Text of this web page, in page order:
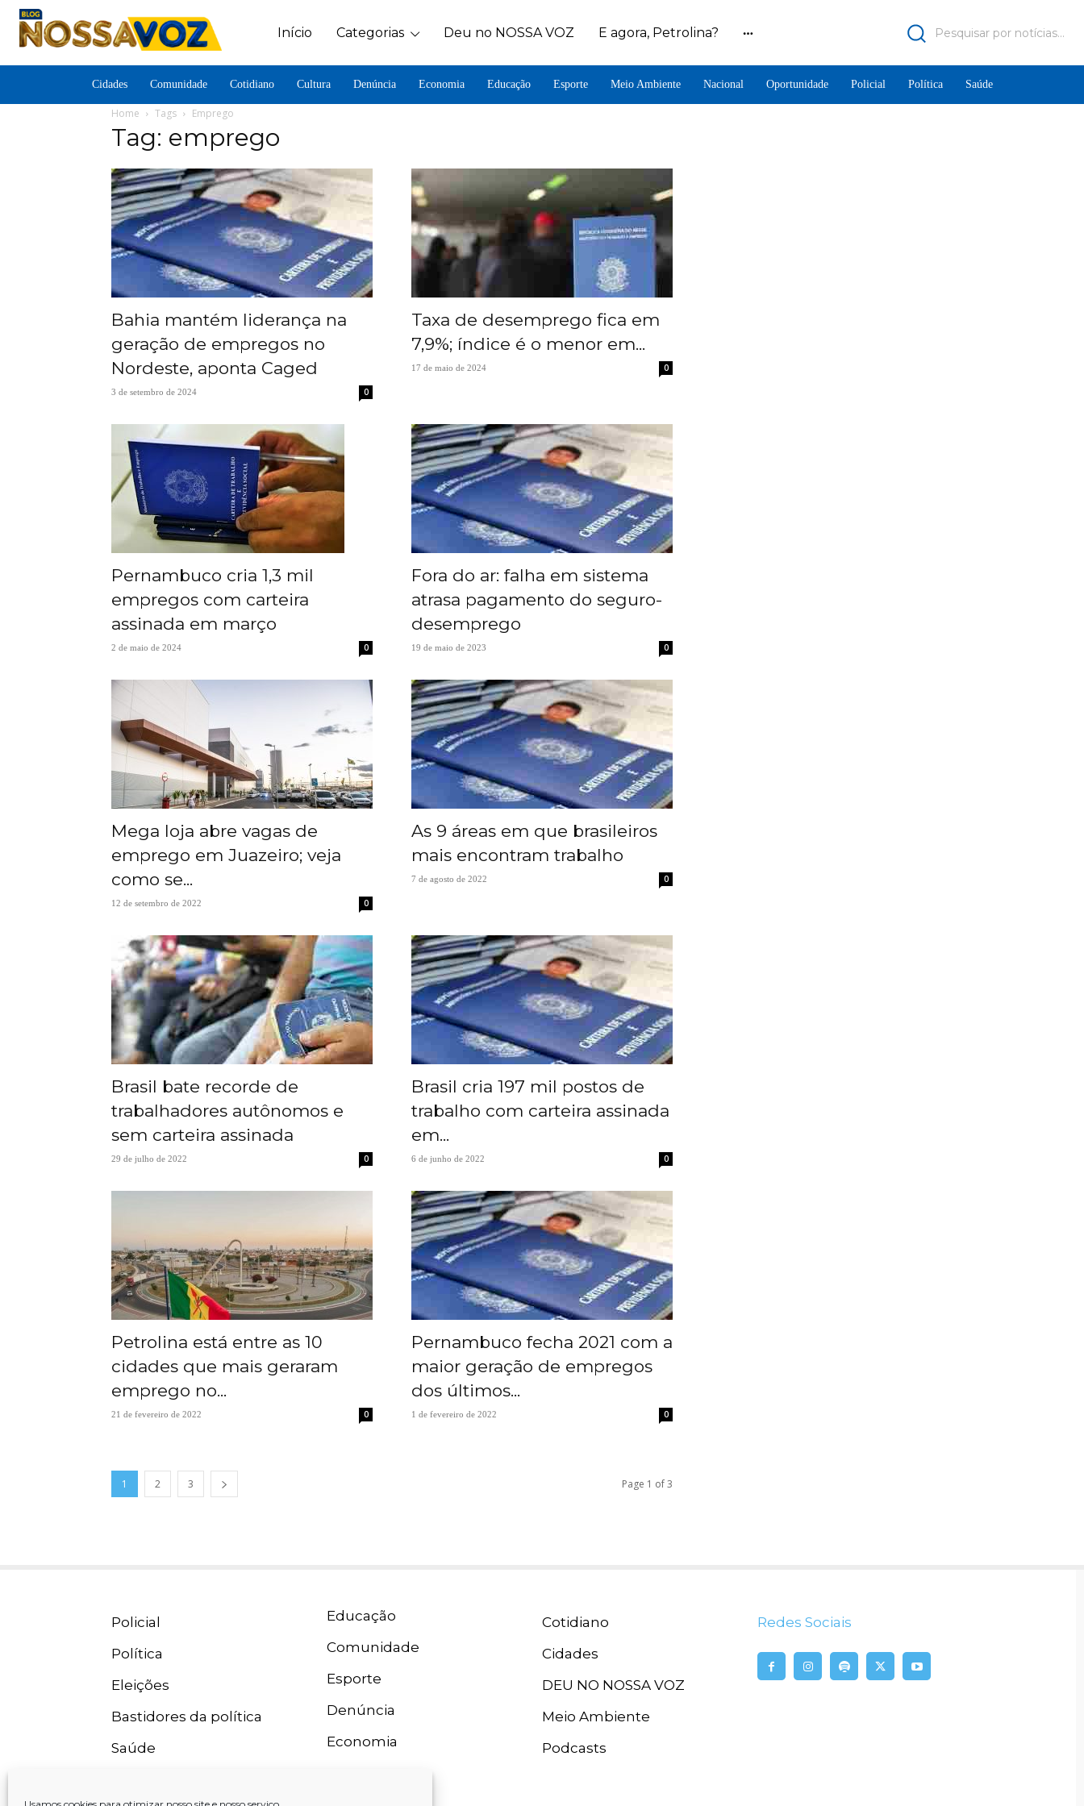
Início Categorias Deu no NOSSA VOZ E agora, Petrolina? Pesquisar por notícias...
Cidades Comunidade Cotidiano Cultura Denúncia Economia Educação Esporte Meio Ambiente Nacional Oportunidade Policial Política Saúde
Home Tags Emprego
Tag: emprego
Bahia mantém liderança na
geração de empregos no
Nordeste, aponta Caged
3 de setembro de 2024 0
Taxa de desemprego fica em
7,9%; índice é o menor em...
17 de maio de 2024 0
Pernambuco cria 1,3 mil
empregos com carteira
assinada em março
2 de maio de 2024 0
Fora do ar: falha em sistema
atrasa pagamento do seguro-
desemprego
19 de maio de 2023 0
Mega loja abre vagas de
emprego em Juazeiro; veja
como se...
12 de setembro de 2022 0
As 9 áreas em que brasileiros
mais encontram trabalho
7 de agosto de 2022 0
Brasil bate recorde de
trabalhadores autônomos e
sem carteira assinada
29 de julho de 2022 0
Brasil cria 197 mil postos de
trabalho com carteira assinada
em...
6 de junho de 2022 0
Petrolina está entre as 10
cidades que mais geraram
emprego no...
21 de fevereiro de 2022 0
Pernambuco fecha 2021 com a
maior geração de empregos
dos últimos...
1 de fevereiro de 2022 0
1 2 3 Page 1 of 3
Policial
Política
Eleições
Bastidores da política
Saúde
Educação
Comunidade
Esporte
Denúncia
Economia
Cotidiano
Cidades
DEU NO NOSSA VOZ
Meio Ambiente
Podcasts
Redes Sociais